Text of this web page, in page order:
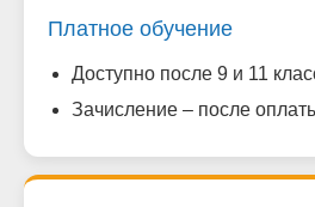
Платное обучение
Доступно после 9 и 11
Зачисление – после